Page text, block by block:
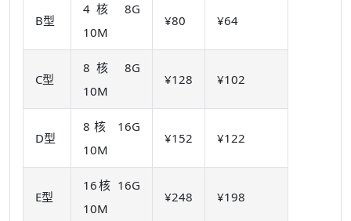
B型
4核 8G
10M
¥80 ¥64
C型
8核 8G
10M
¥128 ¥102
D型
8核 16G
10M
¥152 ¥122
E型
16核 16G
10M
¥248 ¥198